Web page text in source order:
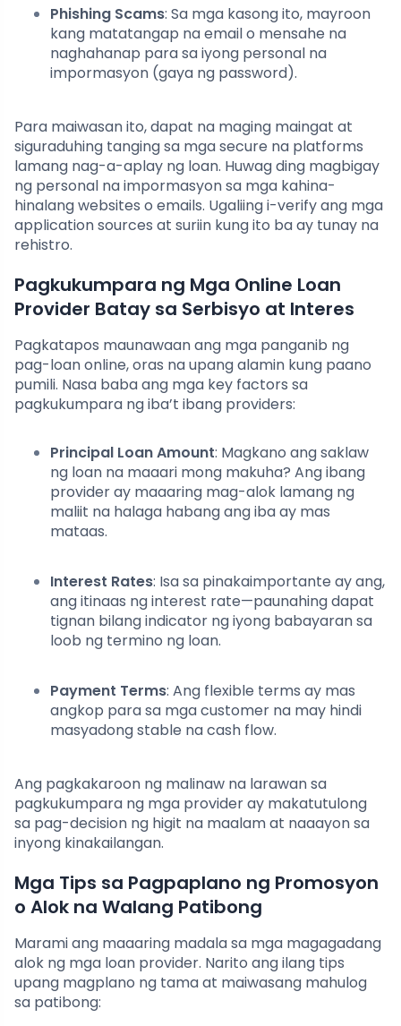
Phishing Scams: Sa mga kasong ito, mayroon
kang matatangap na email o mensahe na
naghahanap para sa iyong personal na
impormasyon (gaya ng password).
Para maiwasan ito, dapat na maging maingat at
siguraduhing tanging sa mga secure na platforms
lamang nag-a-aplay ng loan. Huwag ding magbigay
ng personal na impormasyon sa mga kahina-
hinalang websites o emails. Ugaliing i-verify ang mga
application sources at suriin kung ito ba ay tunay na
rehistro.
Pagkukumpara ng Mga Online Loan
Provider Batay sa Serbisyo at Interes
Pagkatapos maunawaan ang mga panganib ng
pag-loan online, oras na upang alamin kung paano
pumili. Nasa baba ang mga key factors sa
pagkukumpara ng iba’t ibang providers:
Principal Loan Amount: Magkano ang saklaw
ng loan na maaari mong makuha? Ang ibang
provider ay maaaring mag-alok lamang ng
maliit na halaga habang ang iba ay mas
mataas.
Interest Rates: Isa sa pinakaimportante ay ang,
ang itinaas ng interest rate—paunahing dapat
tignan bilang indicator ng iyong babayaran sa
loob ng termino ng loan.
Payment Terms: Ang flexible terms ay mas
angkop para sa mga customer na may hindi
masyadong stable na cash flow.
Ang pagkakaroon ng malinaw na larawan sa
pagkukumpara ng mga provider ay makatutulong
sa pag-decision ng higit na maalam at naaayon sa
inyong kinakailangan.
Mga Tips sa Pagpaplano ng Promosyon
o Alok na Walang Patibong
Marami ang maaaring madala sa mga magagadang
alok ng mga loan provider. Narito ang ilang tips
upang magplano ng tama at maiwasang mahulog
sa patibong: